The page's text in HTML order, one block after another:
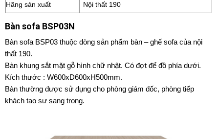
Hãng sản xuất Nội thất 190
Bàn sofa BSP03N
Bàn sofa BSP03 thuộc dòng sản phẩm bàn – ghế sofa của nội
thất 190.
Bàn khung sắt mặt gỗ hình chữ nhật. Có đợt để đồ phía dưới.
Kích thước : W600xD600xH500mm.
Bàn thường được sử dụng cho phòng giám đốc, phòng tiếp
khách tạo sự sang trọng.